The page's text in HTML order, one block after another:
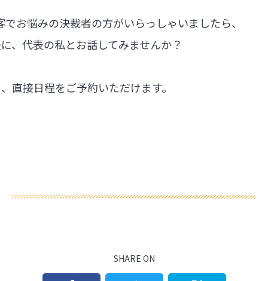
お悩みの決裁者の方がいらっしゃいましたら、
、代表の私とお話してみませんか？
直接日程をご予約いただけます。
SHARE ON